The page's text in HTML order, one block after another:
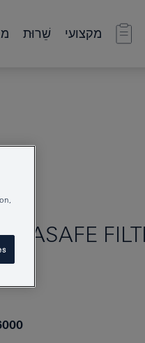
שֵׁרוּת מקצועי